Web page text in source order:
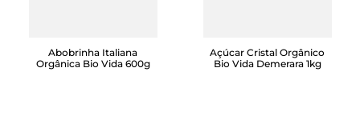
Abobrinha Italiana
Orgânica Bio Vida 600g
Açúcar Cristal Orgânico
Bio Vida Demerara 1kg